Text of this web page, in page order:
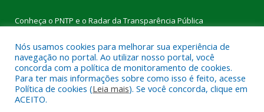
Conheça o PNTP e o Radar da Transparência Pública
Todos os direitos reservados a Câmara Municipal de Breu
Branco.
Nós usamos cookies para melhorar sua experiência de
navegação no portal. Ao utilizar nosso portal, você
concorda com a política de monitoramento de cookies.
Para ter mais informações sobre como isso é feito, acesse
Política de cookies (Leia mais). Se você concorda, clique em
ACEITO.